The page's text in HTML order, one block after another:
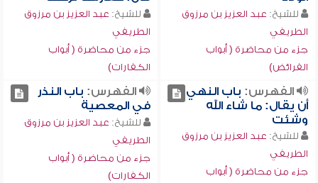
للشيخ: عبد العزيز بن مرزوق
الطريفي
جزء من محاضرة ( أبواب
الفرائض)
للشيخ: عبد العزيز بن مرزوق
الطريفي
جزء من محاضرة ( أبواب
الكفارات)
الفهرس: باب النهي
أن يقال: ما شاء الله
وشئت
للشيخ: عبد العزيز بن مرزوق
الطريفي
جزء من محاضرة ( أبواب
الفهرس: باب النذر
في المعصية
للشيخ: عبد العزيز بن مرزوق
الطريفي
جزء من محاضرة ( أبواب
الكفارات)